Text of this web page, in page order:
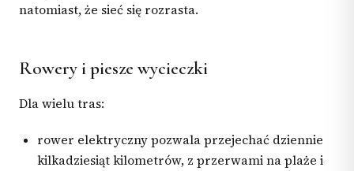
natomiast, że sieć się rozrasta.
Rowery i piesze wycieczki
Dla wielu tras:
rower elektryczny pozwala przejechać dziennie
kilkadziesiąt kilometrów, z przerwami na plaże i